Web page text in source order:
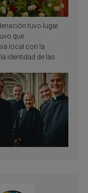
tuvo lugar
que
local con la
identidad de las